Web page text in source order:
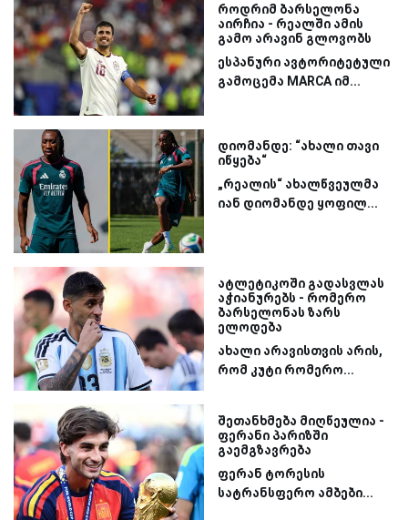
როდრიმ ბარსელონა
აირჩია - რეალში ამის
გამო არავინ გლოვობს
ესპანური ავტორიტეტული
გამოცემა MARCA იმ...
დიომანდე: “ახალი თავი
იწყება“
„რეალის“ ახალწვეულმა
იან დიომანდე ყოფილ...
ატლეტიკოში გადასვლას
აჭიანურებს - რომერო
ბარსელონას ზარს
ელოდება
ახალი არავისთვის არის,
რომ კუტი რომერო...
შეთანხმება მიღწეულია -
ფერანი პარიზში
გაემგზავრება
ფერან ტორესის
სატრანსფერო ამბები...